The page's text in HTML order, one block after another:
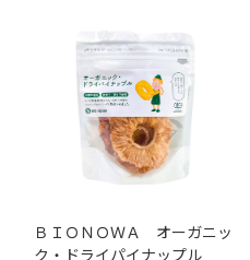
ＢＩＯＮＯＷＡ オーガニッ
ク・ドライパイナップル